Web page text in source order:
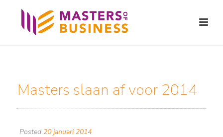
Masters slaan af voor 2014
Posted 20 januari 2014